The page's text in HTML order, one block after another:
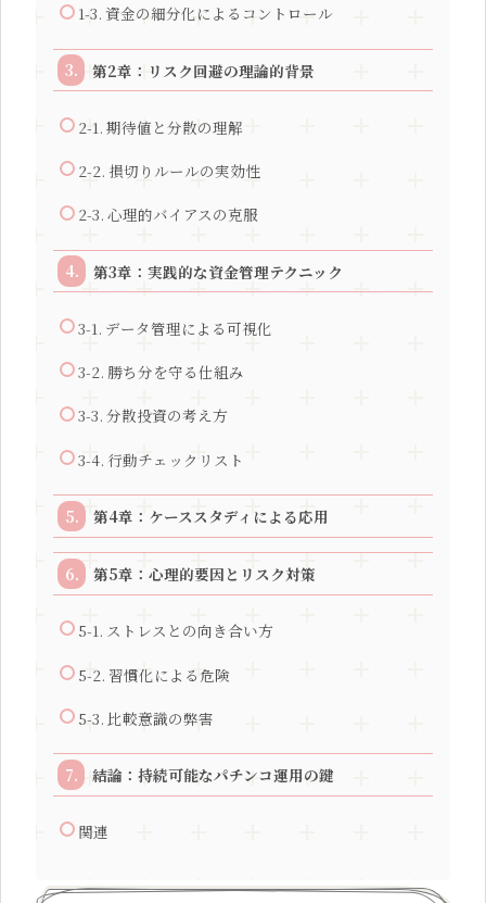
1-3. 資金の細分化によるコントロール
第2章：リスク回避の理論的背景
2-1. 期待値と分散の理解
2-2. 損切りルールの実効性
2-3. 心理的バイアスの克服
第3章：実践的な資金管理テクニック
3-1. データ管理による可視化
3-2. 勝ち分を守る仕組み
3-3. 分散投資の考え方
3-4. 行動チェックリスト
第4章：ケーススタディによる応用
第5章：心理的要因とリスク対策
5-1. ストレスとの向き合い方
5-2. 習慣化による危険
5-3. 比較意識の弊害
結論：持続可能なパチンコ運用の鍵
関連